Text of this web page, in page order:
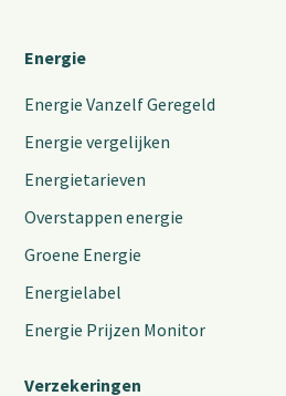
Energie
Energie Vanzelf Geregeld
Energie vergelijken
Energietarieven
Overstappen energie
Groene Energie
Energielabel
Energie Prijzen Monitor
Verzekeringen